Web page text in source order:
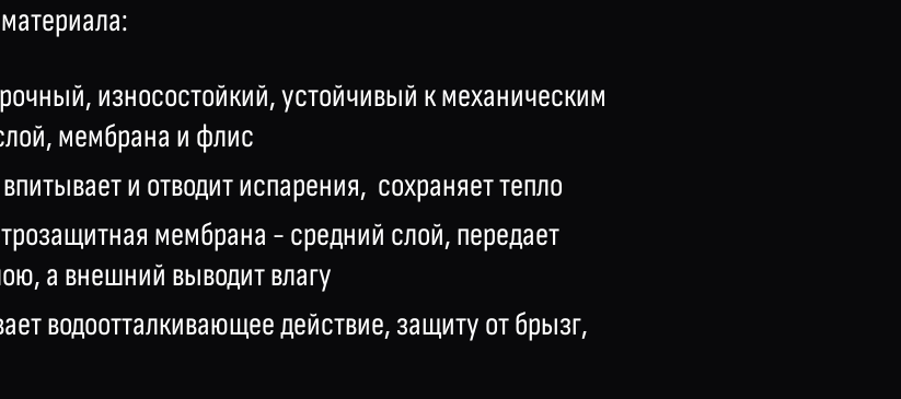
износостойкий, устойчивый к механическим
мембрана и флис
и отводит испарения, сохраняет тепло
мембрана - средний слой, передает
а внешний выводит влагу
водоотталкивающее действие, защиту от брызг,